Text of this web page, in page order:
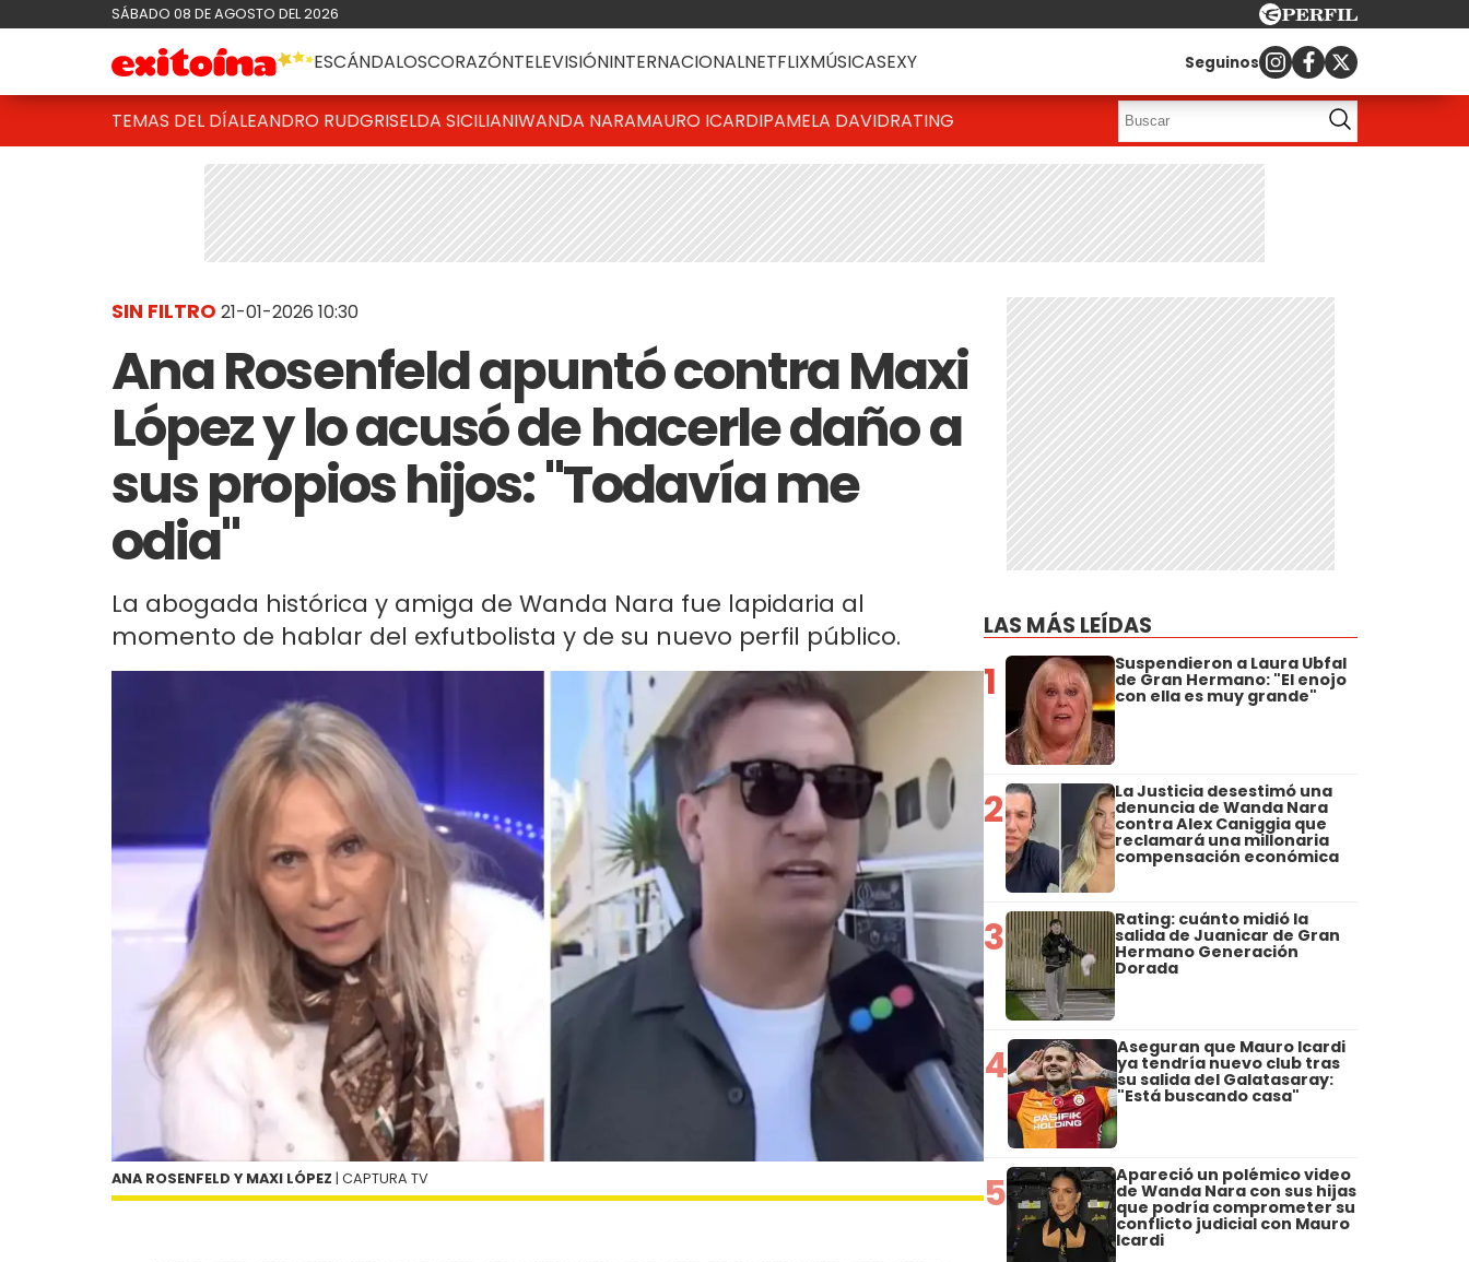
SÁBADO 08 DE AGOSTO DEL 2026
ESCÁNDALOSCORAZÓNTELEVISIÓNINTERNACIONALNETFLIXMÚSICASEXY Seguinos
TEMAS DEL DÍALEANDRO RUDGRISELDA SICILIANIWANDA NARAMAURO ICARDIPAMELA DAVIDRATING
SIN FILTRO 21-01-2026 10:30
Ana Rosenfeld apuntó contra Maxi
López y lo acusó de hacerle daño a
sus propios hijos: "Todavía me
odia"
La abogada histórica y amiga de Wanda Nara fue lapidaria al
momento de hablar del exfutbolista y de su nuevo perfil público.
ANA ROSENFELD Y MAXI LÓPEZ | CAPTURA TV
LAS MÁS LEÍDAS
1 Suspendieron a Laura Ubfal
de Gran Hermano: "El enojo
con ella es muy grande"
2 La Justicia desestimó una
denuncia de Wanda Nara
contra Alex Caniggia que
reclamará una millonaria
compensación económica
3 Rating: cuánto midió la
salida de Juanicar de Gran
Hermano Generación
Dorada
4 Aseguran que Mauro Icardi
ya tendría nuevo club tras
su salida del Galatasaray:
"Está buscando casa"
5 Apareció un polémico video
de Wanda Nara con sus hijas
que podría comprometer su
conflicto judicial con Mauro
Icardi